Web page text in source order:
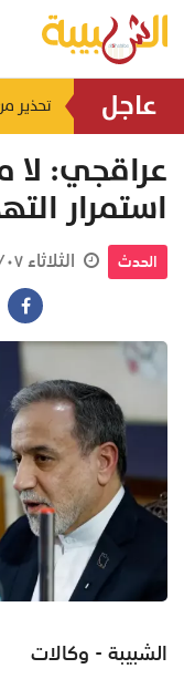
عاجل منذ ٣ ساعات لتشوه المظهر الحضاري وتعطل الحركة التجارية.. أهالي العوابي يطالبون عبر "الشبيبة" بإنقاذ سوقهم القديم من "كبارة الأسماك" المهجورة
عراقجي: لا
استمرار
الحدث الثلاثاء ٠٧/يوليو/٢٠٢٦ ٠٩:٤٤ ص
الشبيبة - وكالات